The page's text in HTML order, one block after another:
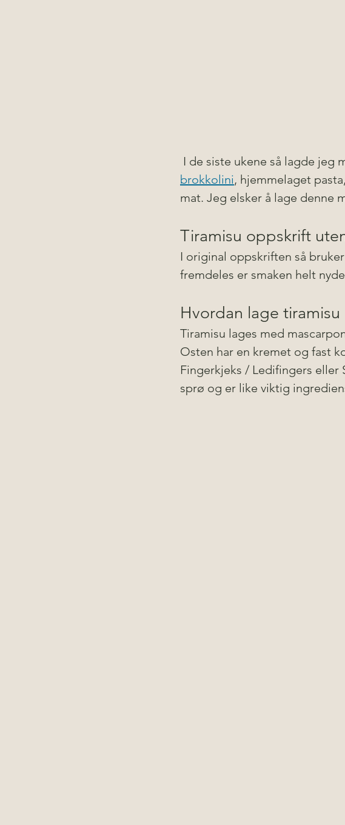
I de siste ukene så lagde jeg
brokkolini, hjemmelaget
mat. Jeg elsker å lage denne
Tiramisu oppskrift
I original oppskriften så
fremdeles er smaken helt
Hvordan lage tiramisu
Tiramisu lages med
Osten har en kremet og fast
Fingerkjeks / Ledifingers eller
sprø og er like viktig